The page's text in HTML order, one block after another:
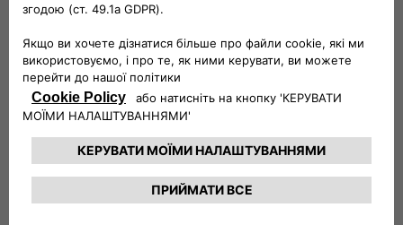
Максимальне покриття завдяки широкій і постійно
розширюваній мережі, що охоплює 29 європейських
країн з понад 700 000 зарядних станцій, з яких понад
100 000 є швидкими зарядними станціями.​​
Charging Pass — швидкий і зручний інструмент, який
будь-яких обставин, навіть без використання смартфона.
Для вашої максимальної зручності ми раді надати вам
власний Charging Pass безкоштовно. ​